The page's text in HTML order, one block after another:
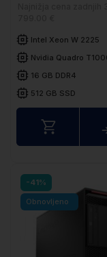
Intel Xeon W 2225
Nvidia Quadro
16 GB DDR4
512 GB SSD
-41%
Obnovljeno